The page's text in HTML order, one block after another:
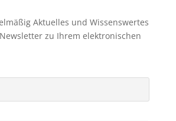
Aktuelles und Wissenswertes
zu Ihrem elektronischen